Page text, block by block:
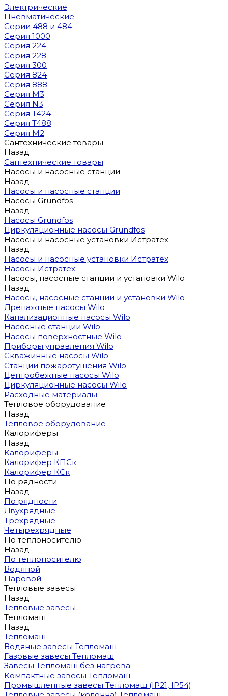
Электрические
Пневматические
Серии 488 и 484
Серия 1000
Серия 224
Серия 228
Серия 300
Серия 824
Серия 888
Серия M3
Серия N3
Серия T424
Серия T488
Серия М2
Сантехнические товары
Назад
Сантехнические товары
Насосы и насосные станции
Назад
Насосы и насосные станции
Насосы Grundfos
Назад
Насосы Grundfos
Циркуляционные насосы Grundfos
Насосы и насосные установки Истратех
Назад
Насосы и насосные установки Истратех
Насосы Истратех
Насосы, насосные станции и установки Wilo
Назад
Насосы, насосные станции и установки Wilo
Дренажные насосы Wilo
Канализационные насосы Wilo
Насосные станции Wilo
Насосы поверхностные Wilo
Приборы управления Wilo
Скважинные насосы Wilo
Станции пожаротушения Wilo
Центробежные насосы Wilo
Циркуляционные насосы Wilo
Расходные материалы
Тепловое оборудование
Назад
Тепловое оборудование
Калориферы
Назад
Калориферы
Калорифер КПСк
Калорифер КСк
По рядности
Назад
По рядности
Двухрядные
Трехрядные
Четырехрядные
По теплоносителю
Назад
По теплоносителю
Водяной
Паровой
Тепловые завесы
Назад
Тепловые завесы
Тепломаш
Назад
Тепломаш
Водяные завесы Тепломаш
Газовые завесы Тепломаш
Завесы Тепломаш без нагрева
Компактные завесы Тепломаш
Промышленные завесы Тепломаш (IP21, IP54)